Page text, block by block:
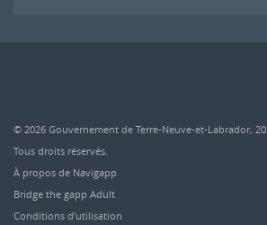
© 2026 Gouvernement de Terre-Neuve-et-Labrador,
Tous droits réservés.
À propos de Navigapp
Bridge the gapp Adult
Conditions d’utilisation